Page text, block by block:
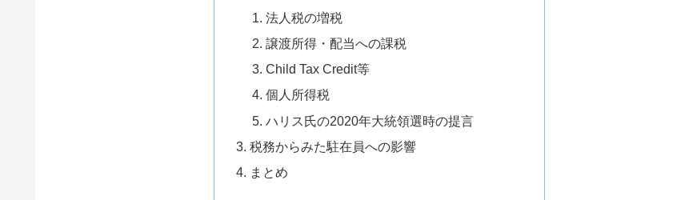
法人税の増税
譲渡所得・配当への課税
Child Tax Credit等
個人所得税
ハリス氏の2020年大統領選時の提言
税務からみた駐在員への影響
まとめ